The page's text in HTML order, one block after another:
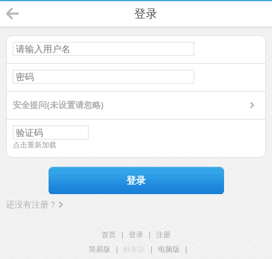
登录
安全提问(未设置请忽略)
点击重新加载
登录
还没有注册？
首页 登录
注册
简易版
触屏版 电脑版